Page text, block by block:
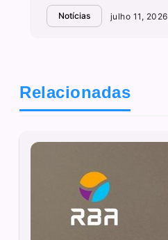
Notícias julho 11, 2026
Relacionadas